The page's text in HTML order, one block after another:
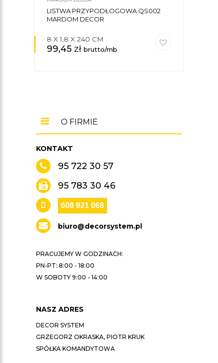
LISTWA PRZYPODŁOGOWA QS002
MARDOM DECOR
8 X 1,8 X 240 CM
99,45 zł brutto/mb
KONTAKT
95 722 30 57
95 783 30 46
608 921 068
biuro@decorsystem.pl
PRACUJEMY W GODZINACH:
PN-PT: 8:00 - 18:00
W SOBOTY 9:00 - 14:00
NASZ ADRES
DECOR SYSTEM
GRZEGORZ OKRASKA, PIOTR KRUK
SPÓŁKA KOMANDYTOWA
O FIRMIE